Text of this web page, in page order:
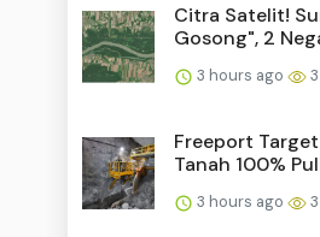
Citra Satelit!
Gosong", 2
3 hours ago 3
Freeport
Tanah 100%
3 hours ago 3